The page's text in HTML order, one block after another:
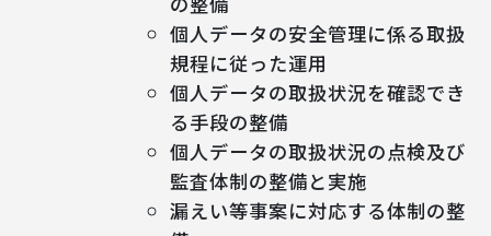
個人データの安全管理に係る取扱
規程に従った運用
個人データの取扱状況を確認でき
る手段の整備
個人データの取扱状況の点検及び
監査体制の整備と実施
漏えい等事案に対応する体制の整